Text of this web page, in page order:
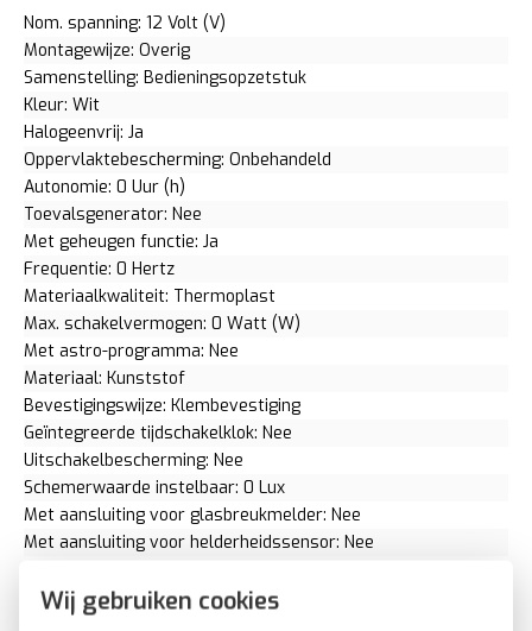
Wij gebruiken cookies
Nom. spanning: 12 Volt (V)
Montagewijze: Overig
Samenstelling: Bedieningsopzetstuk
Kleur: Wit
Halogeenvrij: Ja
Oppervlaktebescherming: Onbehandeld
Autonomie: 0 Uur (h)
Toevalsgenerator: Nee
Met geheugen functie: Ja
Frequentie: 0 Hertz
Materiaalkwaliteit: Thermoplast
Max. schakelvermogen: 0 Watt (W)
Met astro-programma: Nee
Materiaal: Kunststof
Bevestigingswijze: Klembevestiging
Geïntegreerde tijdschakelklok: Nee
Uitschakelbescherming: Nee
Schemerwaarde instelbaar: 0 Lux
Met aansluiting voor glasbreukmelder: Nee
Met aansluiting voor helderheidssensor: Nee
RAL-nummer (vergelijkbaar): 1013